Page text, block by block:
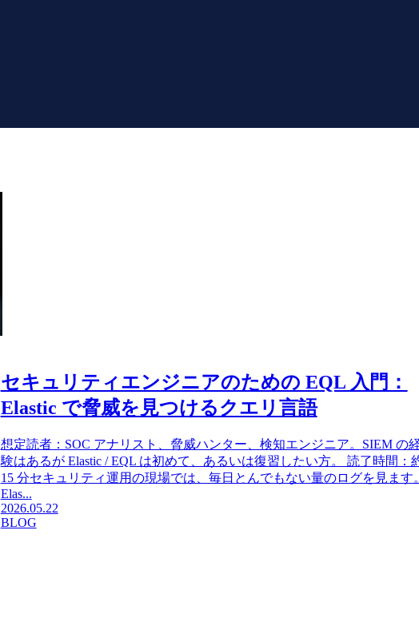
セキュリティエンジニアのための EQL 入門：
Elastic で脅威を見つけるクエリ言語
想定読者：SOC アナリスト、脅威ハンター、検知エンジニア。SIEM の
験はあるが Elastic / EQL は初めて、あるいは復習したい方。 読了時間：
15 分セキュリティ運用の現場では、毎日とんでもない量のログを見ます。
Elas...
2026.05.22
BLOG